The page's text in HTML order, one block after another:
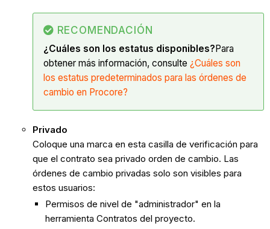
RECOMENDACIÓN
¿Cuáles son los estatus disponibles?Para
obtener más información, consulte ¿Cuáles son
los estatus predeterminados para las órdenes de
cambio en Procore?
Privado
Coloque una marca en esta casilla de verificación para
que el contrato sea privado orden de cambio. Las
órdenes de cambio privadas solo son visibles para
estos usuarios:
Permisos de nivel de "administrador" en la
herramienta Contratos del proyecto.